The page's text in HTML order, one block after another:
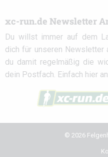
xc-run.de Newsletter
Du willst immer auf dem
dich für unseren Newsletter
du damit regelmäßig die
dein Postfach. Einfach hier
© 2026